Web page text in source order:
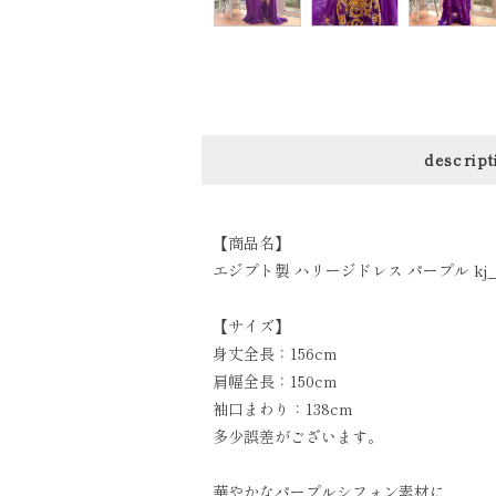
【商品名】
エジプト製 ハリージドレス パープル
【サイズ】
身丈全長：156cm
肩幅全長：150cm
袖口まわり：138cm
多少誤差がございます。